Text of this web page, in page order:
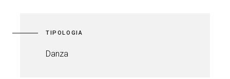
TIPOLOGIA
Danza